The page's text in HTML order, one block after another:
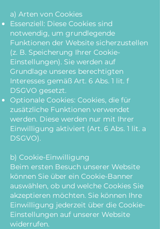
a) Arten von Cookies
Essenziell: Diese Cookies sind
notwendig, um grundlegende
Funktionen der Website sicherzustellen
(z. B. Speicherung Ihrer Cookie-
Einstellungen). Sie werden auf
Grundlage unseres berechtigten
Interesses gemäß Art. 6 Abs. 1 lit. f
DSGVO gesetzt.
Optionale Cookies: Cookies, die für
zusätzliche Funktionen verwendet
werden. Diese werden nur mit Ihrer
Einwilligung aktiviert (Art. 6 Abs. 1 lit. a
DSGVO).
b) Cookie-Einwilligung
Beim ersten Besuch unserer Website
können Sie über ein Cookie-Banner
auswählen, ob und welche Cookies Sie
akzeptieren möchten. Sie können Ihre
Einwilligung jederzeit über die Cookie-
Einstellungen auf unserer Website
widerrufen.